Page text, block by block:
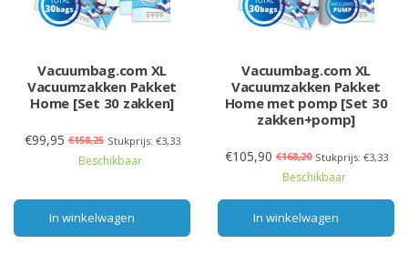
Vacuumbag.com XL
Vacuumzakken Pakket
Home [Set 30 zakken]
€99,95 €158,25 Stukprijs: €3,33
Beschikbaar
In winkelwagen
Vacuumbag.com XL
Vacuumzakken Pakket
Home met pomp [Set 30
zakken+pomp]
€105,90 €168,20 Stukprijs: €3,33
Beschikbaar
In winkelwagen